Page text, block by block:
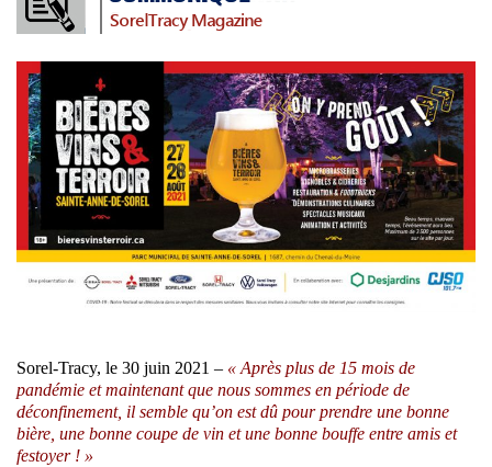
Sorel-Tracy, le 30 juin 2021 – « Après plus de 15 mois de
pandémie et maintenant que nous sommes en période de
déconfinement, il semble qu’on est dû pour prendre une bonne
bière, une bonne coupe de vin et une bonne bouffe entre amis et
festoyer ! »